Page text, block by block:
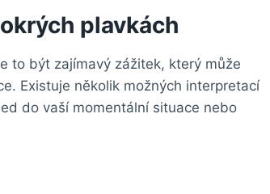
plavkách
to být zajímavý zážitek, který může
Existuje několik možných interpretací
do vaší momentální situace nebo